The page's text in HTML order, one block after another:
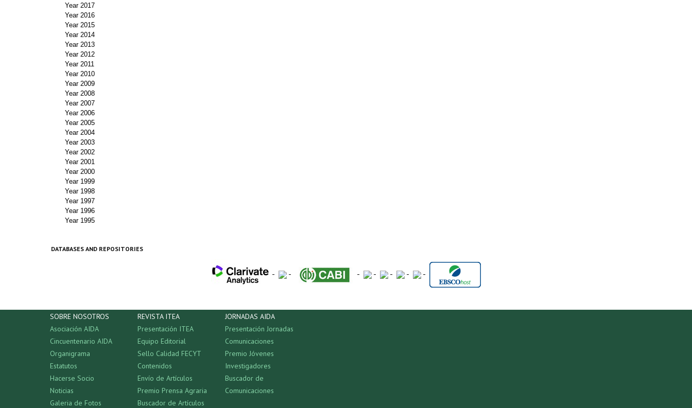
Year 2017
Year 2016
Year 2015
Year 2014
Year 2013
Year 2012
Year 2011
Year 2010
Year 2009
Year 2008
Year 2007
Year 2006
Year 2005
Year 2004
Year 2003
Year 2002
Year 2001
Year 2000
Year 1999
Year 1998
Year 1997
Year 1996
Year 1995
DATABASES AND REPOSITORIES
- - - - - - -
SOBRE NOSOTROS
Asociación AIDA
Cincuentenario AIDA
Organigrama
Estatutos
Hacerse Socio
Noticias
Galeria de Fotos
REVISTA ITEA
Presentación ITEA
Equipo Editorial
Sello Calidad FECYT
Contenidos
Envío de Artículos
Premio Prensa Agraria
Buscador de Artículos
JORNADAS AIDA
Presentación Jornadas
Comunicaciones
Premio Jóvenes
Investigadores
Buscador de
Comunicaciones